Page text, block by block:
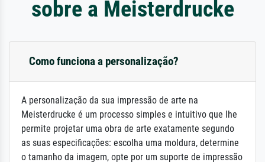
sobre a Meisterdrucke
Como funciona a personalização?
A personalização da sua impressão de arte na
Meisterdrucke é um processo simples e intuitivo que lhe
permite projetar uma obra de arte exatamente segundo
as suas especificações: escolha uma moldura, determine
o tamanho da imagem, opte por um suporte de impressão